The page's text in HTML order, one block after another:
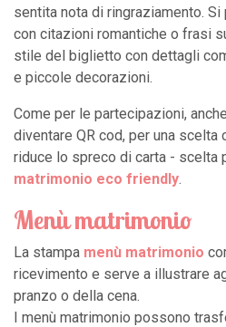
sentita nota di ringraziamento.
con citazioni romantiche o frasi
stile del biglietto con dettagli
e piccole decorazioni.
Come per le partecipazioni,
diventare QR cod, per una
riduce lo spreco di carta - scelta
matrimonio eco friendly.
Menù matrimonio
La stampa menù matrimonio
ricevimento e serve a illustrare
pranzo o della cena.
I menù matrimonio possono